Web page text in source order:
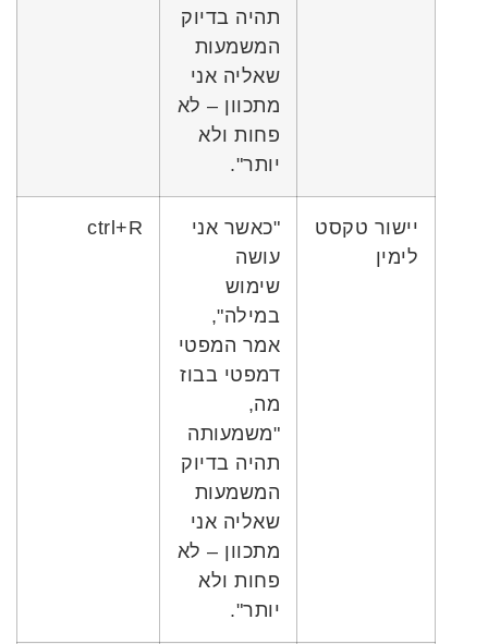
תהיה בדיוק
המשמעות
שאליה אני
מתכוון – לא
פחות ולא
יותר".
יישור טקסט
לימין
"כאשר אני
עושה
שימוש
במילה",
אמר המפטי
דמפטי בבוז
מה,
"משמעותה
תהיה בדיוק
המשמעות
שאליה אני
מתכוון – לא
פחות ולא
יותר".
ctrl+R